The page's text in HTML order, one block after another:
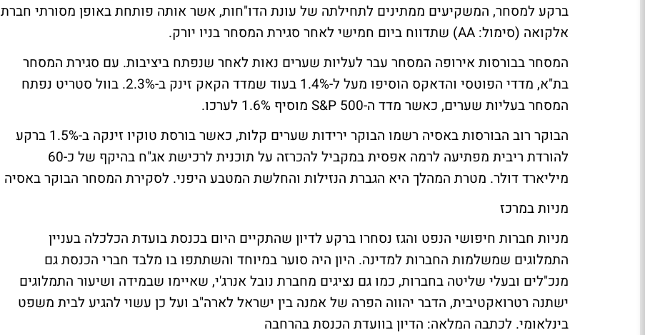
ברקע למסחר, המשקיעים ממתינים לתחילתה של עונת הדו"חות, אשר אותה פותחת באופן מסורתי חברת
אלקואה (סימול: AA) שתדווח ביום חמישי לאחר סגירת המסחר בניו יורק.
המסחר בבורסות אירופה המסחר עבר לעליות שערים נאות לאחר שנפתח ביציבות. עם סגירת המסחר
בת"א, מדדי הפוטסי והדאקס הוסיפו מעל ל-1.4% בעוד שמדד הקאק זינק ב-2.3%. בוול סטריט נפתח
המסחר בעליות שערים, כאשר מדד ה-S&P 500 מוסיף 1.6% לערכו.
הבוקר רוב הבורסות באסיה רשמו הבוקר ירידות שערים קלות, כאשר בורסת טוקיו זינקה ב-1.5% ברקע
להורדת ריבית מפתיעה
לרמה אפסית במקביל להכרזה על תוכנית לרכישת אג"ח בהיקף של כ-60
מיליארד דולר. מטרת המהלך היא הגברת הנזילות והחלשת המטבע היפני. לסקירת המסחר הבוקר באסיה
מניות במרכז
מניות חברות חיפושי הנפט והגז נסחרו ברקע לדיון שהתקיים היום בכנסת בועדת הכלכלה בעניין
התמלוגים שמשלמות החברות למדינה. היון היה סוער במיוחד והשתתפו בו מלבד חברי הכנסת גם
מנכ"לים ובעלי שליטה בחברות, כמו גם נציגים מחברת נובל אנרג'י, שאיימו שבמידה ושיעור התמלוגים
ישתנה רטרואקטיבית, הדבר יהווה הפרה של אמנה בין ישראל לארה"ב ועל כן עשוי להגיע לבית משפט
בינלאומי. לכתבה המלאה: הדיון בוועדת הכנסת בהרחבה